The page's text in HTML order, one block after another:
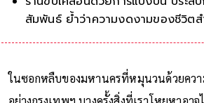
สัมพันธ์ ย้ำว่าความงดงามของชีวิต
ในซอกหลืบของมหานครที่หมุนวนด้วยควา